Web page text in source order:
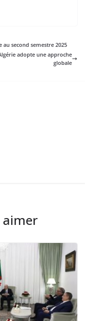
au second semestre 2025
adopte une approche
globale
aimer